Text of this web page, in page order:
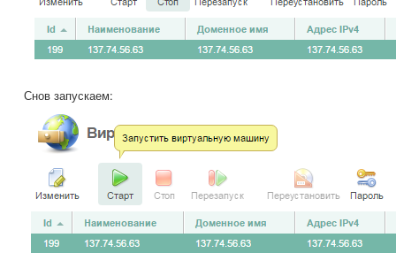
Снов запускаем: